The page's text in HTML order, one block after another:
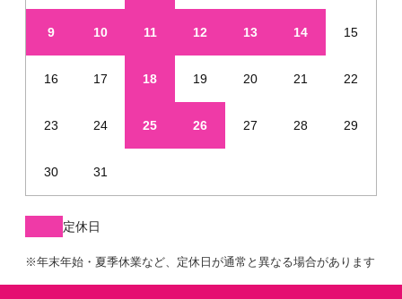
9 10 11 12 13 14 15
16 17 18 19 20 21 22
23 24 25 26 27 28 29
30 31
定休日
※年末年始・夏季休業など、定休日が通常と異なる場合があります